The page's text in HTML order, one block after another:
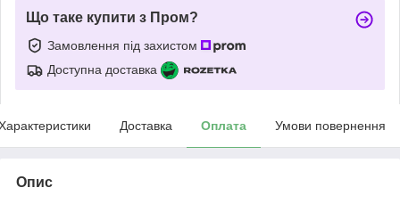
Що таке купити з Пром?
Замовлення під захистом
Доступна доставка
Доставка Оплата Умови повернення
Опис